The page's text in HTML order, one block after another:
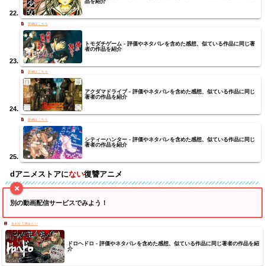
品を紹介
トモダチゲーム - 評価やネタバレを含めた感想、似ている作品に同じ著
者の作品を紹介
アクダマドライブ - 評価やネタバレを含めた感想、似ている作品に同じ
著者の作品を紹介
シティーハンター - 評価やネタバレを含めた感想、似ている作品に同じ
著者の作品を紹介
dアニメストアにない復讐アニメ
別の動画配信サービスでみよう！
ドロヘドロ - 評価やネタバレを含めた感想、似ている作品に同じ著者の作品を紹
介